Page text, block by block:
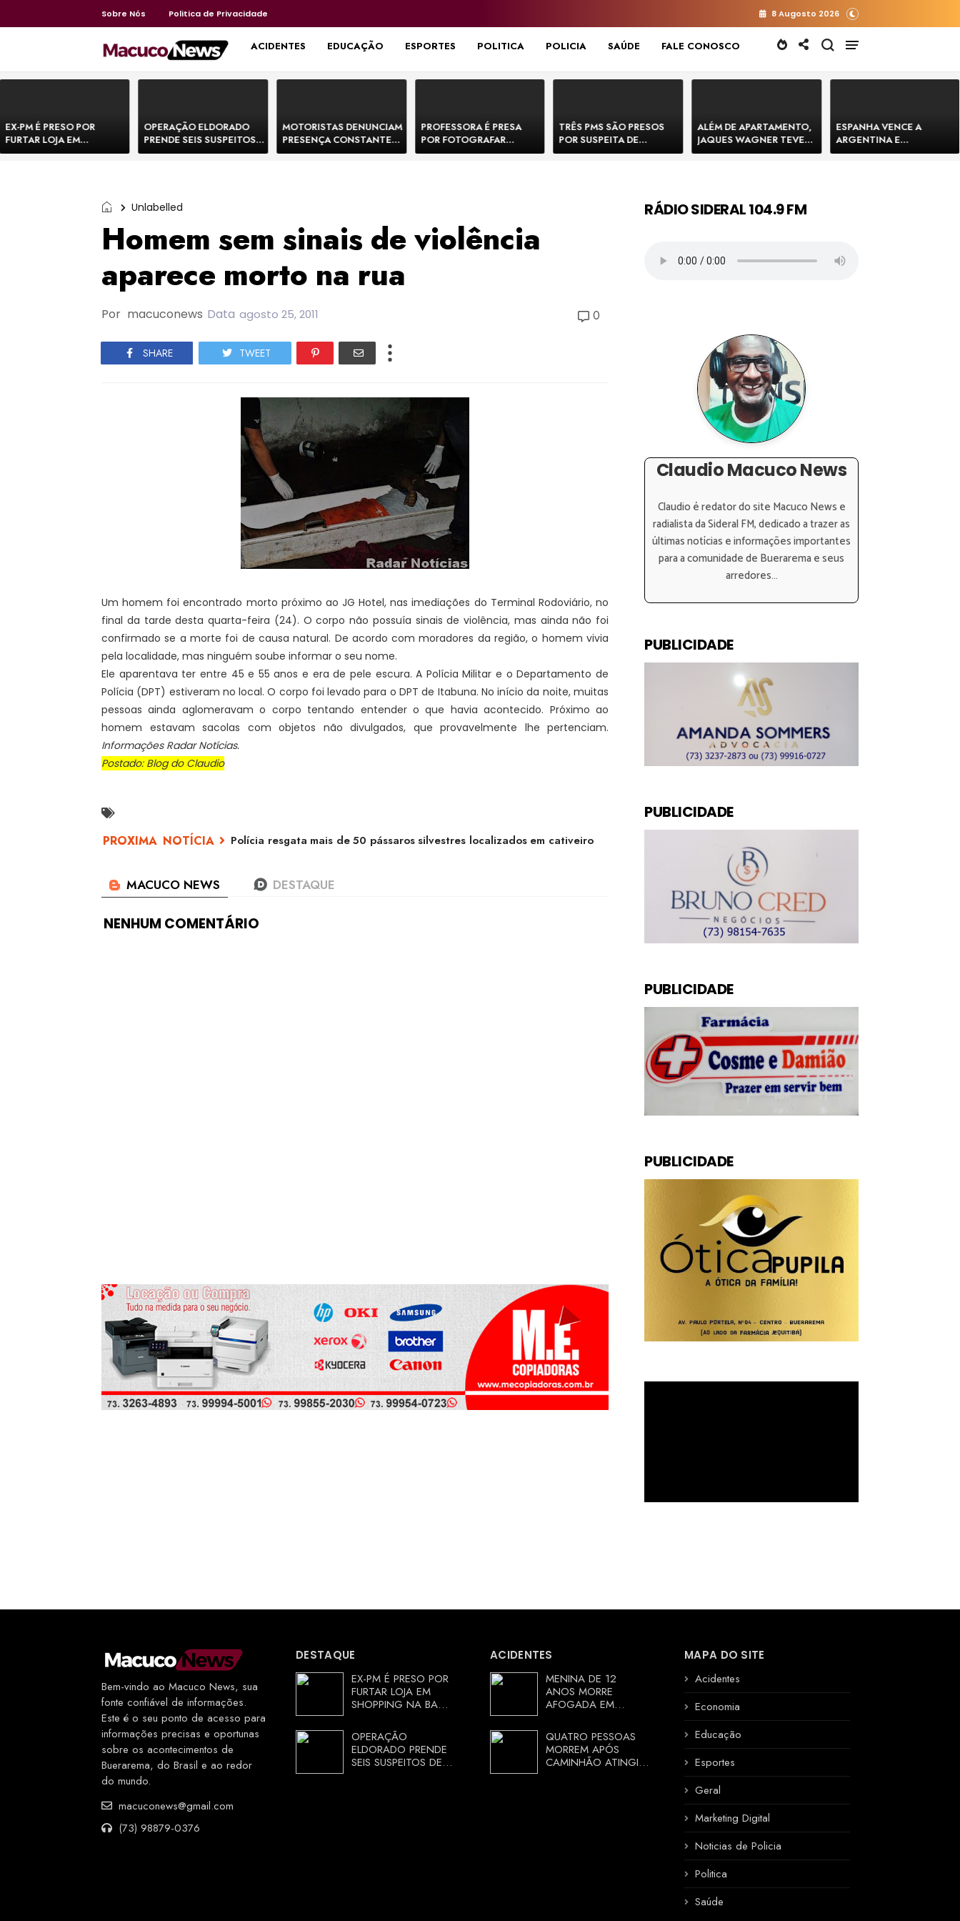
Sobre Nós Politica de Privacidade 8 Augosto 2026
HOME ACIDENTES EDUCAÇÃO ESPORTES POLITICA POLICIA SAÚDE FALE CONOSCO
EX-PM É PRESO POR
FURTAR LOJA EM
SHOPPING NA BAHIA E
OPERAÇÃO ELDORADO
PRENDE SEIS SUSPEITOS
DE MOVIMENTAR R$ 25
MOTORISTAS DENUNCIAM
PRESENÇA CONSTANTE
DE BOVINOS NA BR-330 E
PROFESSORA É PRESA
POR FOTOGRAFAR
PARTES ÍNTIMAS DE
TRÊS PMS SÃO PRESOS
POR SUSPEITA DE
EXECUTAR DOIS HOMENS
ALÉM DE APARTAMENTO,
JAQUES WAGNER TEVE
VENDA DE TERRENO PARA
ESPANHA VENCE A
ARGENTINA E
CONQUISTA A COPA DO
Unlabelled
Homem sem sinais de violência
aparece morto na rua
Por macuconews Data agosto 25, 2011 0
SHARE TWEET
Um homem foi encontrado morto próximo ao JG Hotel, nas imediações do Terminal Rodoviário, no
final da tarde desta quarta-feira (24). O corpo não possuía sinais de violência, mas ainda não foi
confirmado se a morte foi de causa natural. De acordo com moradores da região, o homem vivia
pela localidade, mas ninguém soube informar o seu nome.
Ele aparentava ter entre 45 e 55 anos e era de pele escura. A Polícia Militar e o Departamento de
Polícia (DPT) estiveram no local. O corpo foi levado para o DPT de Itabuna. No início da noite, muitas
pessoas ainda aglomeravam o corpo tentando entender o que havia acontecido. Próximo ao
homem estavam sacolas com objetos não divulgados, que provavelmente lhe pertenciam.
Informações Radar Notícias.
Postado: Blog do Claudio
Polícia resgata mais de 50 pássaros silvestres localizados em cativeiro
NENHUM COMENTÁRIO
RÁDIO SIDERAL 104.9 FM
Claudio Macuco News
Claudio é redator do site Macuco News e
radialista da Sideral FM, dedicado a trazer as
últimas notícias e informações importantes
para a comunidade de Buerarema e seus
arredores...
PUBLICIDADE
PUBLICIDADE
PUBLICIDADE
PUBLICIDADE
Bem-vindo ao Macuco News, sua
fonte confiável de informações.
Este é o seu ponto de acesso para
informações precisas e oportunas
sobre os acontecimentos de
Buerarema, do Brasil e ao redor
do mundo.
macuconews@gmail.com
(73) 98879-0376
DESTAQUE
EX-PM É PRESO POR
FURTAR LOJA EM
SHOPPING NA BAHIA
CORRENDO DE
DELEGACIA
OPERAÇÃO
ELDORADO PRENDE
SEIS SUSPEITOS DE
ACIDENTES
MENINA DE 12
ANOS MORRE
AFOGADA EM
RURAL DE ARACI,
BAHIA; POLÍCIA
INVESTIGA
CIRCUNSTÂNCIAS
QUATRO PESSOAS
MORREM APÓS
CAMINHÃO ATINGIR
MAPA DO SITE
Acidentes
Economia
Educação
Esportes
Geral
Marketing Digital
Noticias de Policia
Politica
Saúde